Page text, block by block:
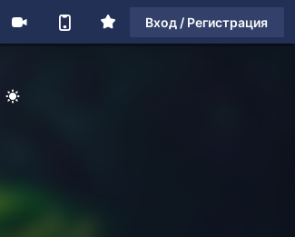
Вход / Регистрация